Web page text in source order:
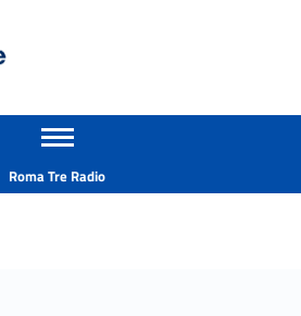
Apri il menu secondario
Roma Tre Radio